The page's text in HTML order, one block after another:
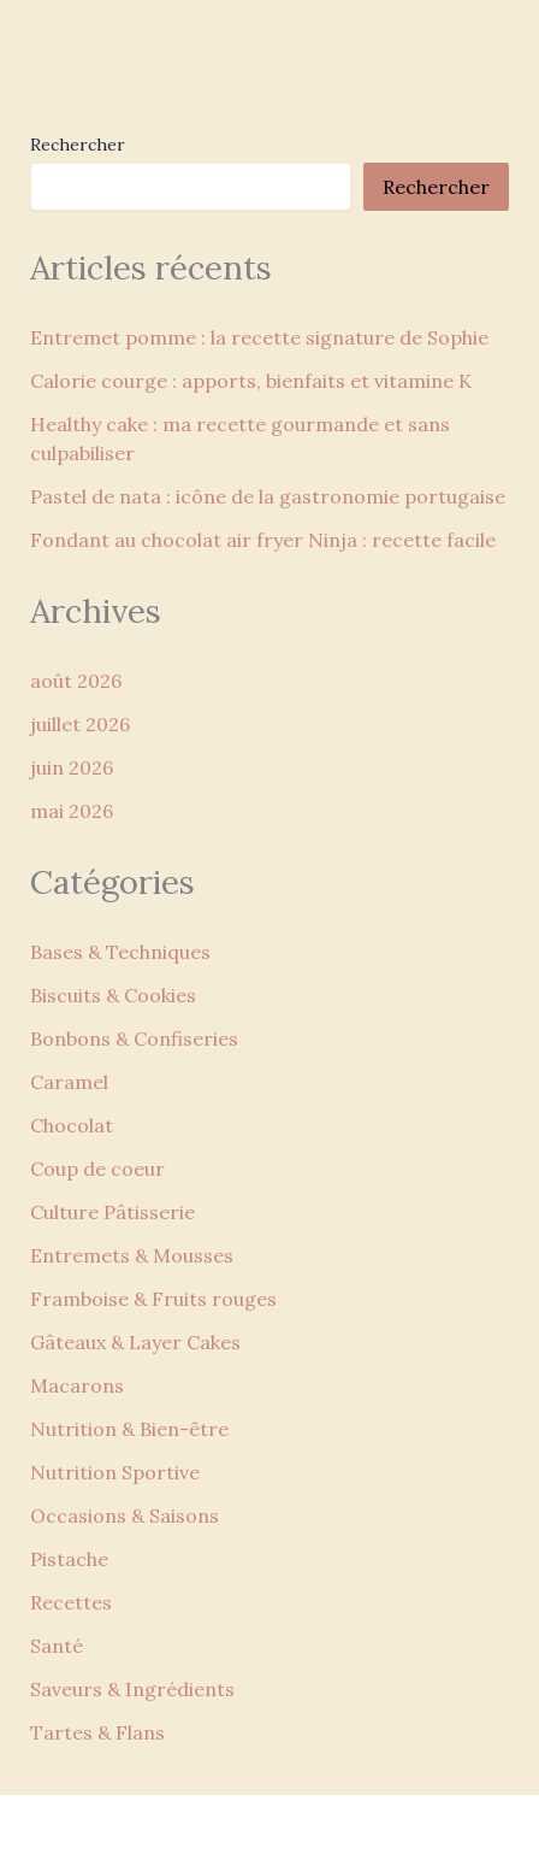
Rechercher
Rechercher
Articles récents
Entremet pomme : la recette signature de Sophie
Calorie courge : apports, bienfaits et vitamine K
Healthy cake : ma recette gourmande et sans
culpabiliser
Pastel de nata : icône de la gastronomie portugaise
Fondant au chocolat air fryer Ninja : recette facile
Archives
août 2026
juillet 2026
juin 2026
mai 2026
Catégories
Bases & Techniques
Biscuits & Cookies
Bonbons & Confiseries
Caramel
Chocolat
Coup de coeur
Culture Pâtisserie
Entremets & Mousses
Framboise & Fruits rouges
Gâteaux & Layer Cakes
Macarons
Nutrition & Bien-être
Nutrition Sportive
Occasions & Saisons
Pistache
Recettes
Santé
Saveurs & Ingrédients
Tartes & Flans